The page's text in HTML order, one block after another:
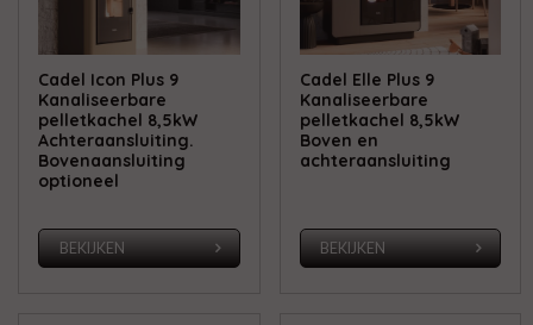
Cadel Icon Plus 9
Kanaliseerbare
pelletkachel 8,5kW
Achteraansluiting.
Bovenaansluiting
optioneel
BEKIJKEN
Cadel Elle Plus 9
Kanaliseerbare
pelletkachel 8,5kW
Boven en
achteraansluiting
BEKIJKEN